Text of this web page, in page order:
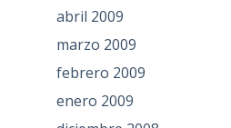
abril 2009
marzo 2009
febrero 2009
enero 2009